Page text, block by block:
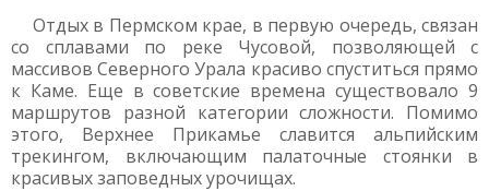
Отдых в Пермском крае, в первую очередь, связан
со сплавами по реке Чусовой, позволяющей с
массивов Северного Урала красиво спуститься прямо
к Каме. Еще в советские времена существовало 9
маршрутов разной категории сложности. Помимо
этого, Верхнее Прикамье славится альпийским
трекингом, включающим палаточные стоянки в
красивых заповедных урочищах.